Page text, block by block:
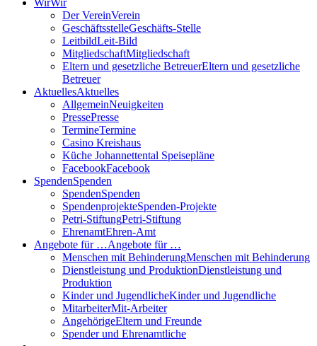
WirWir
Der VereinVerein
GeschäftsstelleGeschäfts-Stelle
LeitbildLeit-Bild
MitgliedschaftMitgliedschaft
Eltern und gesetzliche BetreuerEltern und gesetzliche
Betreuer
AktuellesAktuelles
AllgemeinNeuigkeiten
PressePresse
TermineTermine
Casino Kreishaus
Küche Johannettental Speisepläne
FacebookFacebook
SpendenSpenden
SpendenSpenden
SpendenprojekteSpenden-Projekte
Petri-StiftungPetri-Stiftung
EhrenamtEhren-Amt
Angebote für …Angebote für …
Menschen mit BehinderungMenschen mit Behinderung
Dienstleistung und ProduktionDienstleistung und
Produktion
Kinder und JugendlicheKinder und Jugendliche
MitarbeiterMit-Arbeiter
AngehörigeEltern und Freunde
Spender und Ehrenamtliche